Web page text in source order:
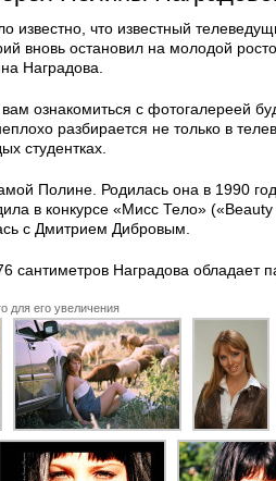
известно, что известный
вновь остановил на молодой
Наградова.
ознакомиться с фотогалереей
разбирается не только в
студентках.
Полине. Родилась она в 1990
в конкурсе «Мисс Тело»
с Дмитрием Дибровым.
сантиметров Наградова обладает
для его увеличения